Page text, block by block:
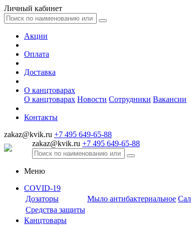
Личный кабинет
Акции
Оплата
Доставка
О канцтоварах
О канцтоварах Новости Сотрудники Вакансии
Контакты
zakaz@kvik.ru +7 495 649-65-88
zakaz@kvik.ru +7 495 649-65-88
Меню
COVID-19
Дозаторы
Мыло антибактериальное
Средства защиты
Канцтовары